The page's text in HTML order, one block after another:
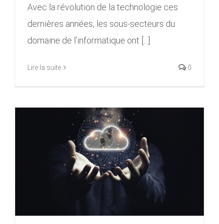
Avec la révolution de la technologie ces
dernières années, les sous-secteurs du
domaine de l’informatique ont [...]
Lire la suite 0